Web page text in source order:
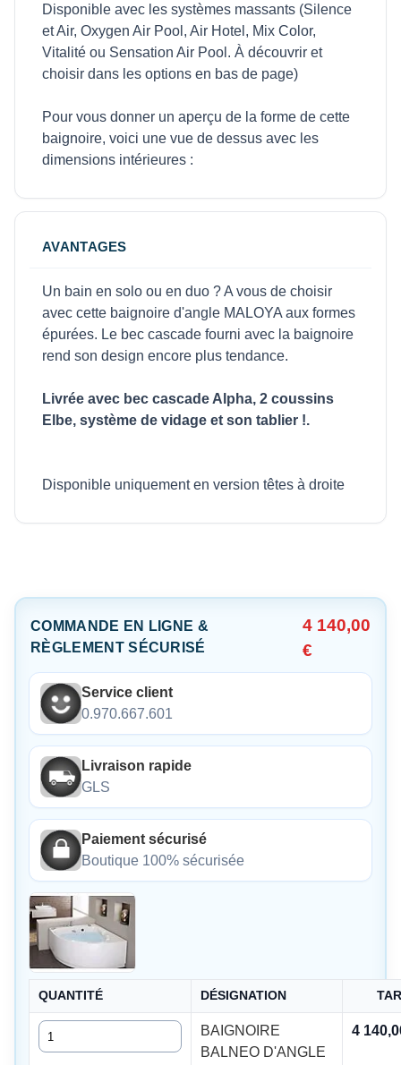
Disponible avec les systèmes massants (Silence
et Air, Oxygen Air Pool, Air Hotel, Mix Color,
Vitalité ou Sensation Air Pool. À découvrir et
choisir dans les options en bas de page)
Pour vous donner un aperçu de la forme de cette
baignoire, voici une vue de dessus avec les
dimensions intérieures :
AVANTAGES
Un bain en solo ou en duo ? A vous de choisir
avec cette baignoire d'angle MALOYA aux formes
épurées. Le bec cascade fourni avec la baignoire
rend son design encore plus tendance.
Livrée avec bec cascade Alpha, 2 coussins
Elbe, système de vidage et son tablier !.
Disponible uniquement en version têtes à droite
COMMANDE EN LIGNE &
RÈGLEMENT SÉCURISÉ
4 140,00
€
Service client
0.970.667.601
Livraison rapide
GLS
Paiement sécurisé
Boutique 100% sécurisée
QUANTITÉ DÉSIGNATION
Quantité
BAIGNOIRE
BALNEO D'ANGLE
4